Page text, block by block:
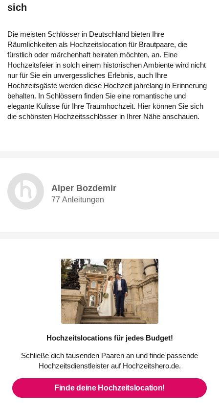
sich
Die meisten Schlösser in Deutschland bieten Ihre
Räumlichkeiten als Hochzeitslocation für Brautpaare, die
fürstlich oder märchenhaft heiraten möchten, an. Eine
Hochzeitsfeier in solch einem historischen Ambiente wird nicht
nur für Sie ein unvergessliches Erlebnis, auch Ihre
Hochzeitsgäste werden diese Hochzeit jahrelang in Erinnerung
behalten. In Schlössern finden Sie eine romantische und
elegante Kulisse für Ihre Traumhochzeit. Hier können Sie sich
die schönsten Hochzeitsschlösser in Ihrer Nähe anschauen.
Alper Bozdemir
77 Anleitungen
Hochzeitslocations für jedes Budget!
Schließe dich tausenden Paaren an und finde passende
Hochzeitsdienstleister auf Hochzeitshero.de.
Finde deine Hochzeitslocation!